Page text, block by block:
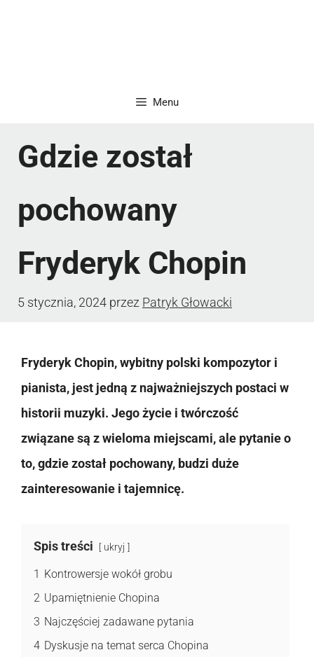
Menu
Gdzie został
pochowany
Fryderyk Chopin
5 stycznia, 2024 przez Patryk Głowacki
Fryderyk Chopin, wybitny polski kompozytor i
pianista, jest jedną z najważniejszych postaci w
historii muzyki. Jego życie i twórczość
związane są z wieloma miejscami, ale pytanie o
to, gdzie został pochowany, budzi duże
zainteresowanie i tajemnicę.
Spis treści ukryj
1 Kontrowersje wokół grobu
2 Upamiętnienie Chopina
3 Najczęściej zadawane pytania
4 Dyskusje na temat serca Chopina